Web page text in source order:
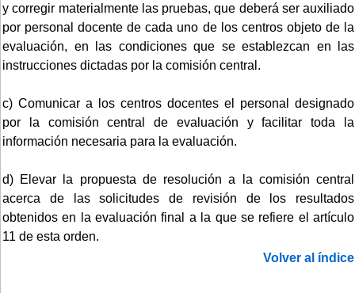
y corregir materialmente las pruebas, que deberá ser auxiliado
por personal docente de cada uno de los centros objeto de la
evaluación, en las condiciones que se establezcan en las
instrucciones dictadas por la comisión central.
c) Comunicar a los centros docentes el personal designado
por la comisión central de evaluación y facilitar toda la
información necesaria para la evaluación.
d) Elevar la propuesta de resolución a la comisión central
acerca de las solicitudes de revisión de los resultados
obtenidos en la evaluación final a la que se refiere el artículo
11 de esta orden.
Volver al índice